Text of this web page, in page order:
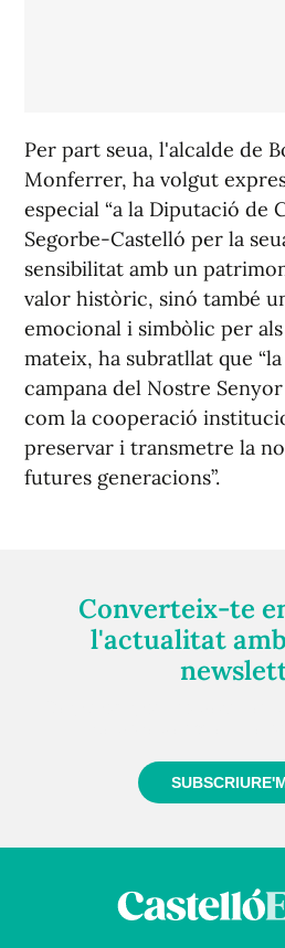
Per part seua, l'alcalde de
Monferrer, ha volgut
especial “a la Diputació de
Segorbe-Castelló per la
sensibilitat amb un
valor històric, sinó també
emocional i simbòlic per als
mateix, ha subratllat que
campana del Nostre
com la cooperació
preservar i transmetre la
futures generacions”.
Converteix-te
l'actualitat